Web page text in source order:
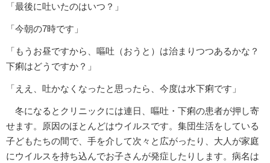
「最後に吐いたのはいつ？」
「今朝の7時です」
「もうお昼ですから、嘔吐（おうと）は治まりつつあるかな？
下痢はどうですか？」
「ええ、吐かなくなったと思ったら、今度は水下痢です」
冬になるとクリニックには連日、嘔吐・下痢の患者が押し寄
せます。原因のほとんどはウイルスです。集団生活をしている
子どもたちの間で、手を介して次々と広がったり、大人が家庭
にウイルスを持ち込んでお子さんが発症したりします。病名は